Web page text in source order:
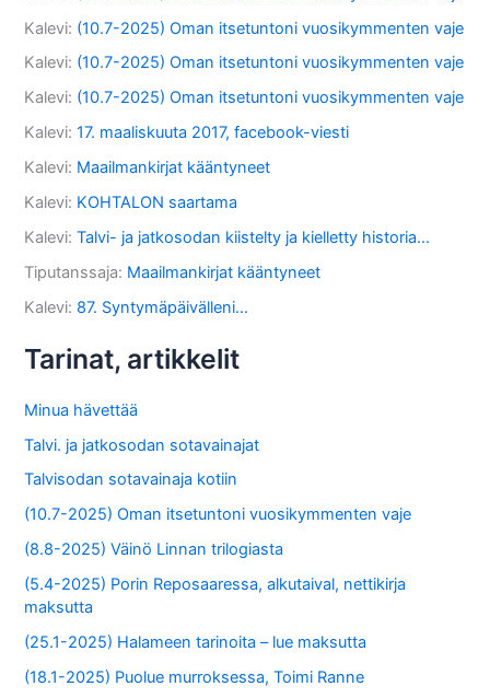
Kalevi: (10.7-2025) Oman itsetuntoni vuosikymmenten vaje
Kalevi: (10.7-2025) Oman itsetuntoni vuosikymmenten vaje
Kalevi: (10.7-2025) Oman itsetuntoni vuosikymmenten vaje
Kalevi:17. maaliskuuta 2017, facebook-viesti
Kalevi: Maailmankirjat kääntyneet
Kalevi: KOHTALON saartama
Kalevi:Talvi- ja jatkosodan kiistelty ja kielletty historia…
Tiputanssaja: Maailmankirjat kääntyneet
Kalevi: 87. Syntymäpäivälleni…
Tarinat, artikkelit
Minua hävettää
Talvi. ja jatkosodan sotavainajat
Talvisodan sotavainaja kotiin
(10.7-2025) Oman itsetuntoni vuosikymmenten vaje
(8.8-2025) Väinö Linnan trilogiasta
(5.4-2025) Porin Reposaaressa, alkutaival, nettikirja
maksutta
(25.1-2025) Halameen tarinoita – lue maksutta
(18.1-2025) Puolue murroksessa, Toimi Ranne